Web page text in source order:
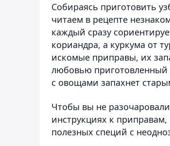
Собираясь приготовить
читаем в рецепте
каждый сразу
кориандра, а куркума от
искомые приправы, их
любовью приготовленный
с овощами запахнет
Чтобы вы не
инструкциях к
полезных специй с